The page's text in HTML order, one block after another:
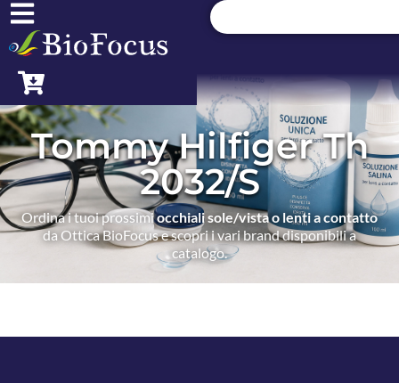
Tommy Hilfiger Th
2032/S
Ordina i tuoi prossimiocchiali sole/vista o lenti a contatto
da Ottica BioFocus e scopri i vari brand disponibili a
catalogo.